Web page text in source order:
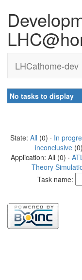
LHCathome-dev
No tasks to display
State: All (0) · In
inconclusive
Application: All (0) ·
Theory
Task name: